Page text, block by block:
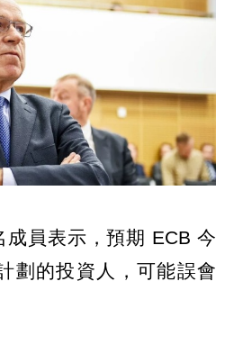
成員表示，預期 ECB 今
劃的投資人，可能誤會